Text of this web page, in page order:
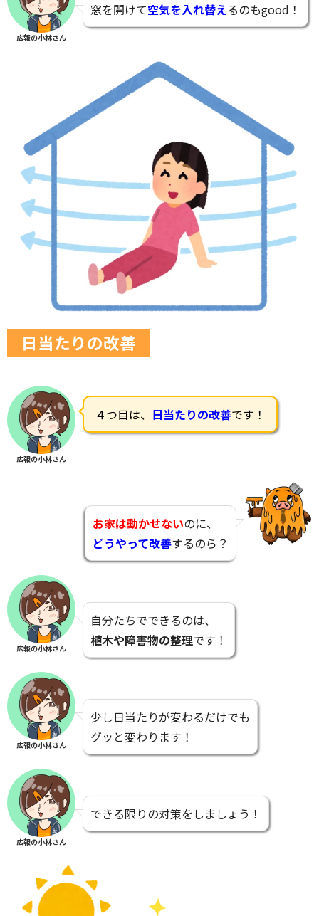
広報の小林さん
窓を開けて空気を入れ替えるのもgood！
日当たりの改善
広報の小林さん
４つ目は、 日当たりの改善です！
お家は動かせないのに、
どうやって改善するのら？
広報の小林さん
自分たちでできるのは、
植木や障害物の整理です！
広報の小林さん
少し日当たりが変わるだけでも
グッと変わります！
広報の小林さん
できる限りの対策をしましょう！